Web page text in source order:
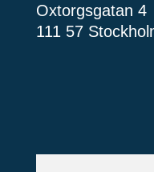
Oxtorgsgatan 4
111 57